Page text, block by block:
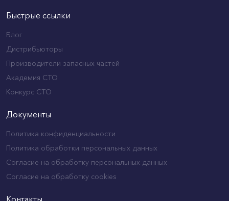
Быстрые ссылки
Блог
Дистрибьюторы
Производители запасных частей
Академия СТО
Конкурс СТО
Документы
Политика конфиденциальности
Политика обработки персональных данных
Согласие на обработку персональных данных
Согласие на обработку cookies
Контакты